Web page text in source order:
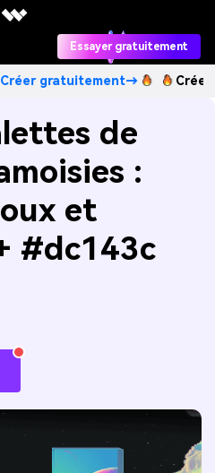
Essayer gratuitement
Créez des
de
:
et
#dc143c